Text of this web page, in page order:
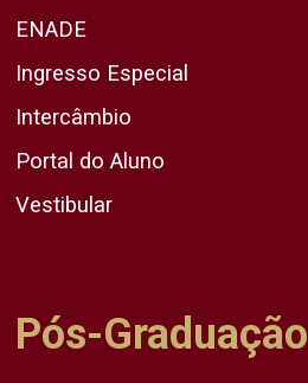
ENADE
Ingresso Especial
Intercâmbio
Portal do Aluno
Vestibular
Pós-Graduação